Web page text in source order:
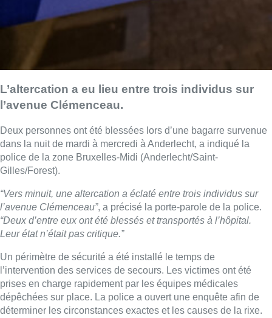
L’altercation a eu lieu entre trois individus sur
l’avenue Clémenceau.
Deux personnes ont été blessées lors d’une bagarre survenue
dans la nuit de mardi à mercredi à Anderlecht, a indiqué la
police de la zone Bruxelles-Midi (Anderlecht/Saint-
Gilles/Forest).
“Vers minuit, une altercation a éclaté entre trois individus sur
l’avenue Clémenceau”, a précisé la porte-parole de la police.
“Deux d’entre eux ont été blessés et transportés à l’hôpital.
Leur état n’était pas critique.”
Un périmètre de sécurité a été installé le temps de
l’intervention des services de secours. Les victimes ont été
prises en charge rapidement par les équipes médicales
dépêchées sur place. La police a ouvert une enquête afin de
déterminer les circonstances exactes et les causes de la rixe.